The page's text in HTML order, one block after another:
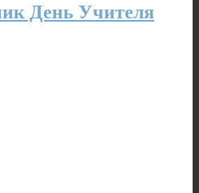
День Учителя